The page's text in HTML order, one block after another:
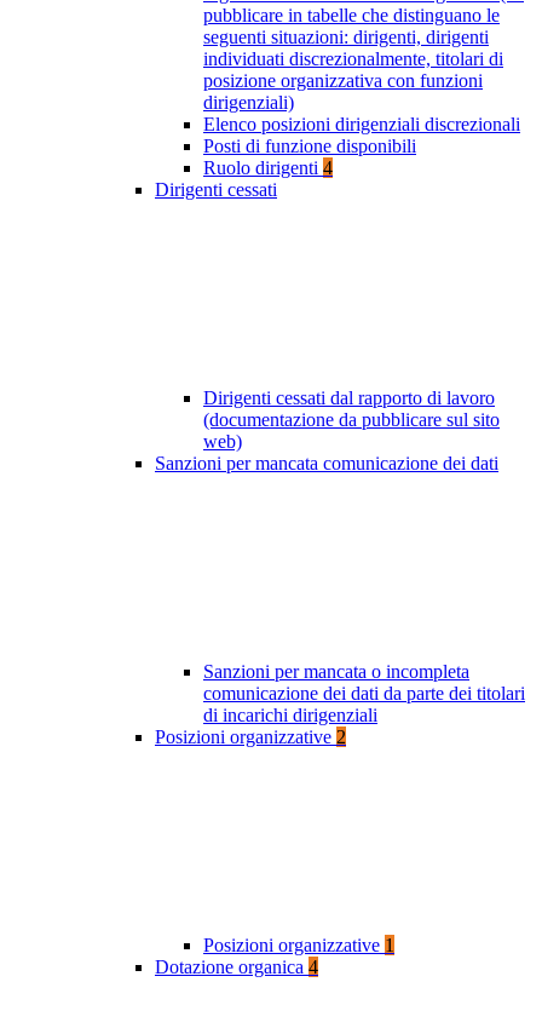
pubblicare in tabelle che distinguano le
seguenti situazioni: dirigenti, dirigenti
individuati discrezionalmente, titolari di
posizione organizzativa con funzioni
dirigenziali)
Elenco posizioni dirigenziali discrezionali
Posti di funzione disponibili
Ruolo dirigenti 4
Dirigenti cessati
Dirigenti cessati dal rapporto di lavoro
(documentazione da pubblicare sul sito
web)
Sanzioni per mancata comunicazione dei dati
Sanzioni per mancata o incompleta
comunicazione dei dati da parte dei titolari
di incarichi dirigenziali
Posizioni organizzative 2
Posizioni organizzative 1
Dotazione organica 4